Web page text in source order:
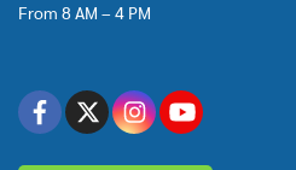
From 8 AM – 4 PM